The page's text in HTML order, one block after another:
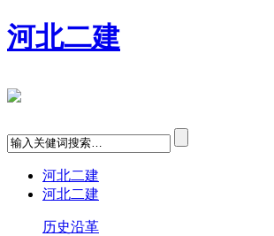
河北二建
河北二建
河北二建
历史沿革